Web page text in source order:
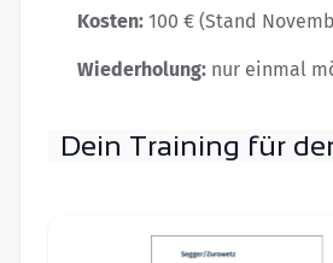
Kosten: 100 € (Stand
Wiederholung: nur einmal
Dein Training für